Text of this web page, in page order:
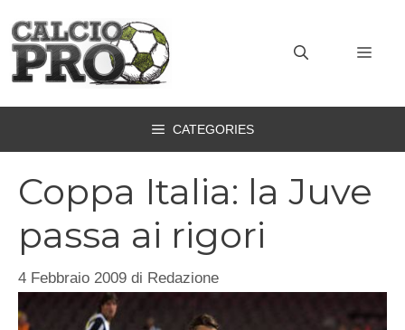
contenuto
CATEGORIES
Coppa Italia: la Juve
passa ai rigori
4 Febbraio 2009 di Redazione